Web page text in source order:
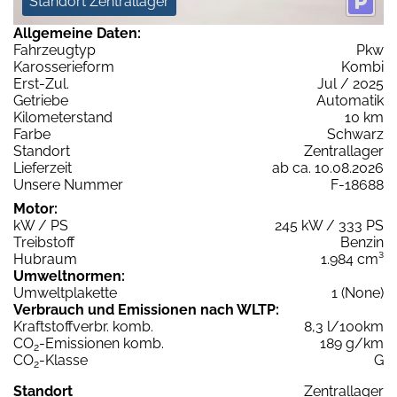
Allgemeine Daten:
Fahrzeugtyp
Pkw
Karosserieform
Kombi
Erst-Zul.
Jul / 2025
Getriebe
Automatik
Kilometerstand
10 km
Farbe
Schwarz
Standort
Zentrallager
Lieferzeit
ab ca. 10.08.2026
Unsere Nummer
F-18688
Motor:
kW / PS
245 kW / 333 PS
Treibstoff
Benzin
Hubraum
1.984 cm³
Umweltnormen:
Umweltplakette
1 (None)
Verbrauch und Emissionen nach WLTP:
Kraftstoffverbr. komb.
8,3 l/100km
CO2-Emissionen komb.
189 g/km
CO2-Klasse
G
Standort
Zentrallager